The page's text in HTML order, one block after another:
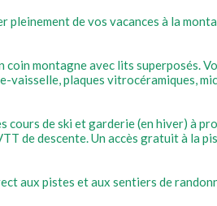
de vos vacances à la
coin montagne avec lits superposés.
vaisselle, plaques vitrocéramiques,
de ski et garderie (en hiver) à
de descente. Un accès gratuit à la
aux pistes et aux sentiers de